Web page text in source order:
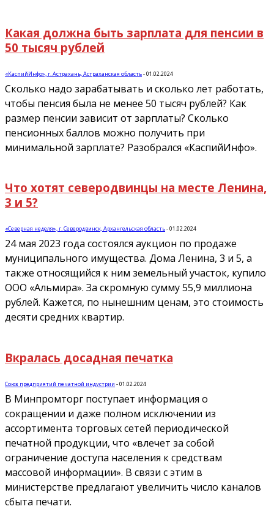
Какая должна быть зарплата для пенсии в
50 тысяч рублей
«КаспийИнфо», г. Астрахань, Астраханская область-01.02.2024
Сколько надо зарабатывать и сколько лет работать,
чтобы пенсия была не менее 50 тысяч рублей? Как
размер пенсии зависит от зарплаты? Сколько
пенсионных баллов можно получить при
минимальной зарплате? Разобрался «КаспийИнфо».
Что хотят северодвинцы на месте Ленина,
3 и 5?
«Северная неделя», г. Северодвинск, Архангельская область-01.02.2024
24 мая 2023 года состоялся аукцион по продаже
муниципального имущества. Дома Ленина, 3 и 5, а
также относящийся к ним земельный участок, купило
ООО «Альмира». За скромную сумму 55,9 миллиона
рублей. Кажется, по нынешним ценам, это стоимость
десяти средних квартир.
Вкралась досадная печатка
Союз предприятий печатной индустрии -01.02.2024
В Минпромторг поступает информация о
сокращении и даже полном исключении из
ассортимента торговых сетей периодической
печатной продукции, что «влечет за собой
ограничение доступа населения к средствам
массовой информации». В связи с этим в
министерстве предлагают увеличить число каналов
сбыта печати.